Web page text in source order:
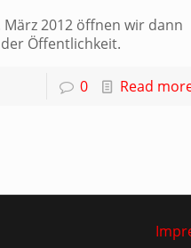
2012 öffnen wir dann
Öffentlichkeit.
0 Read